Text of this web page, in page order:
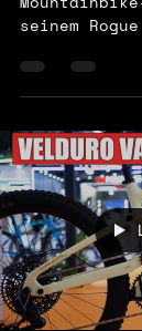
seinem
Avinox M2S-
Start. Und
ein optisch
von Anfang
vollgepackt
extrem
Avinox M2S-
Nm